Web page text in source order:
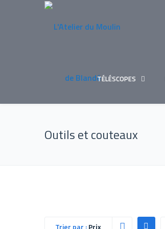
TÉLÉSCOPES
Outils et couteaux
Trier par :Prix